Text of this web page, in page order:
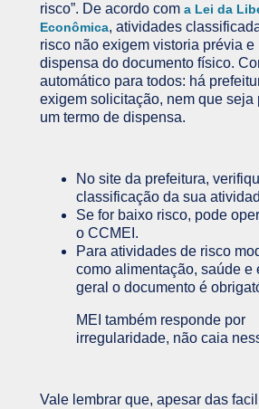
risco”. De acordo com a Lei da
Econômica, atividades
risco não exigem vistoria prévia e
dispensa do documento físico.
automático para todos: há
exigem solicitação, nem que seja
um termo de dispensa.
No site da prefeitura,
classificação da sua
Se for baixo risco, pode
o CCMEI.
Para atividades de risco
como alimentação, saúde e
geral o documento é
MEI também responde por
irregularidade, não caia
Vale lembrar que, apesar das